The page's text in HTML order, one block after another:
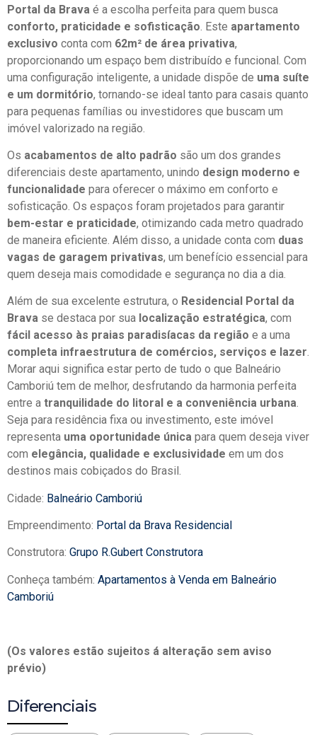
Portal da Brava é a escolha perfeita para quem busca
conforto, praticidade e sofisticação . Este apartamento
exclusivo conta com 62m² de área privativa,
proporcionando um espaço bem distribuído e funcional. Com
uma configuração inteligente, a unidade dispõe de uma suíte
e um dormitório, tornando-se ideal tanto para casais quanto
para pequenas famílias ou investidores que buscam um
imóvel valorizado na região.
Os acabamentos de alto padrão são um dos grandes
diferenciais deste apartamento, unindo design moderno e
funcionalidade para oferecer o máximo em conforto e
sofisticação. Os espaços foram projetados para garantir
bem-estar e praticidade, otimizando cada metro quadrado
de maneira eficiente. Além disso, a unidade conta com duas
vagas de garagem privativas, um benefício essencial para
quem deseja mais comodidade e segurança no dia a dia.
Além de sua excelente estrutura, o Residencial Portal da
Brava se destaca por sua localização estratégica, com
fácil acesso às praias paradisíacas da região e a uma
completa infraestrutura de comércios, serviços e lazer.
Morar aqui significa estar perto de tudo o que Balneário
Camboriú tem de melhor, desfrutando da harmonia perfeita
entre a tranquilidade do litoral e a conveniência urbana.
Seja para residência fixa ou investimento, este imóvel
representa uma oportunidade única para quem deseja viver
com elegância, qualidade e exclusividade em um dos
destinos mais cobiçados do Brasil.
Cidade: Balneário Camboriú
Empreendimento: Portal da Brava Residencial
Construtora: Grupo R.Gubert Construtora
Conheça também: Apartamentos à Venda em Balneário
Camboriú
(Os valores estão sujeitos á alteração sem aviso
prévio)
Diferenciais